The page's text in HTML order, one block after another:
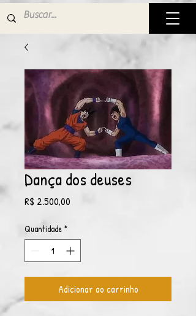
Dança dos deuses
R$ 2.500,00
Quantidade *
Adicionar ao carrinho